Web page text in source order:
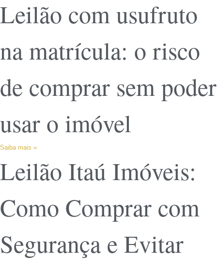
Leilão com usufruto
na matrícula: o risco
de comprar sem poder
usar o imóvel
Saiba mais »
Leilão Itaú Imóveis:
Como Comprar com
Segurança e Evitar